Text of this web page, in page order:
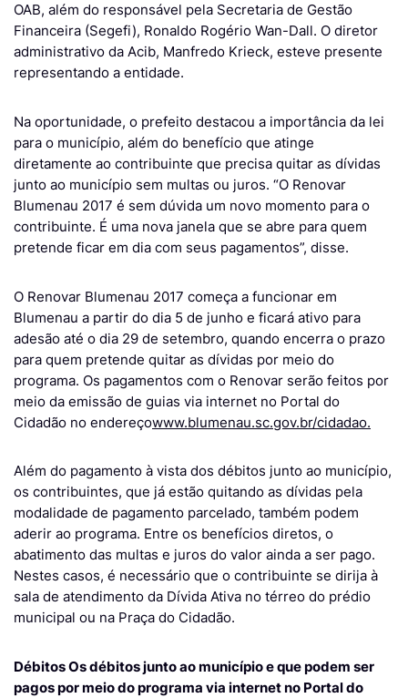
OAB, além do responsável pela Secretaria de Gestão
Financeira (Segefi), Ronaldo Rogério Wan-Dall. O diretor
administrativo da Acib, Manfredo Krieck, esteve presente
representando a entidade.
Na oportunidade, o prefeito destacou a importância da lei
para o município, além do benefício que atinge
diretamente ao contribuinte que precisa quitar as dívidas
junto ao município sem multas ou juros. “O Renovar
Blumenau 2017 é sem dúvida um novo momento para o
contribuinte. É uma nova janela que se abre para quem
pretende ficar em dia com seus pagamentos”, disse.
O Renovar Blumenau 2017 começa a funcionar em
Blumenau a partir do dia 5 de junho e ficará ativo para
adesão até o dia 29 de setembro, quando encerra o prazo
para quem pretende quitar as dívidas por meio do
programa. Os pagamentos com o Renovar serão feitos por
meio da emissão de guias via internet no Portal do
Cidadão no endereçowww.blumenau.sc.gov.br/cidadao.
Além do pagamento à vista dos débitos junto ao município,
os contribuintes, que já estão quitando as dívidas pela
modalidade de pagamento parcelado, também podem
aderir ao programa. Entre os benefícios diretos, o
abatimento das multas e juros do valor ainda a ser pago.
Nestes casos, é necessário que o contribuinte se dirija à
sala de atendimento da Dívida Ativa no térreo do prédio
municipal ou na Praça do Cidadão.
DébitosOs débitos junto ao município e que podem ser
pagos por meio do programa via internet no Portal do